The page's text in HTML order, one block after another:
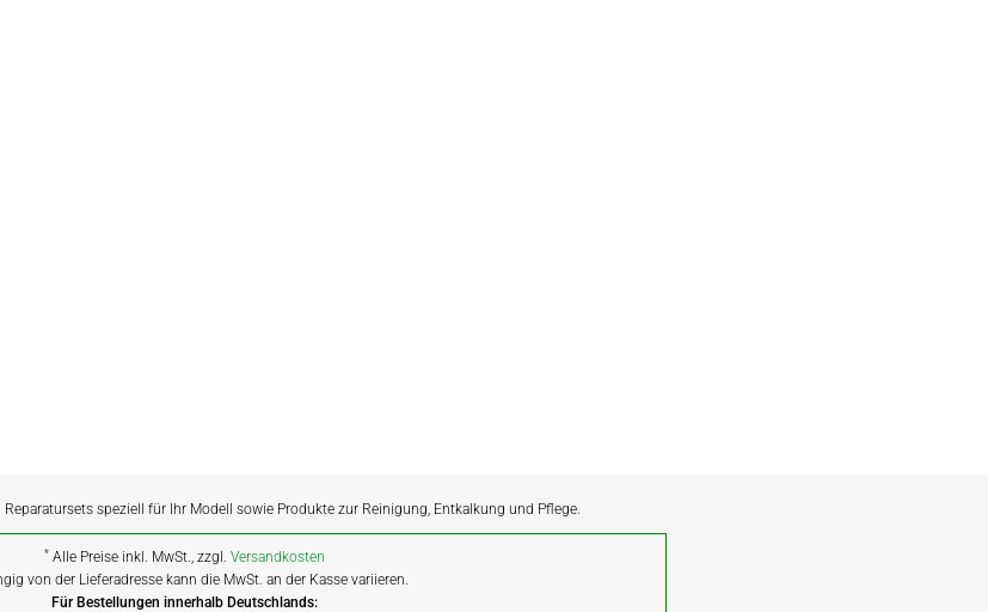
Reparatursets speziell für Ihr Modell sowie Produkte zur Reinigung, Entkalkung und Pflege.
* Alle Preise inkl. MwSt., zzgl.Versandkosten
von der Lieferadresse kann die MwSt. an der Kasse variieren.
Für Bestellungen innerhalb Deutschlands: